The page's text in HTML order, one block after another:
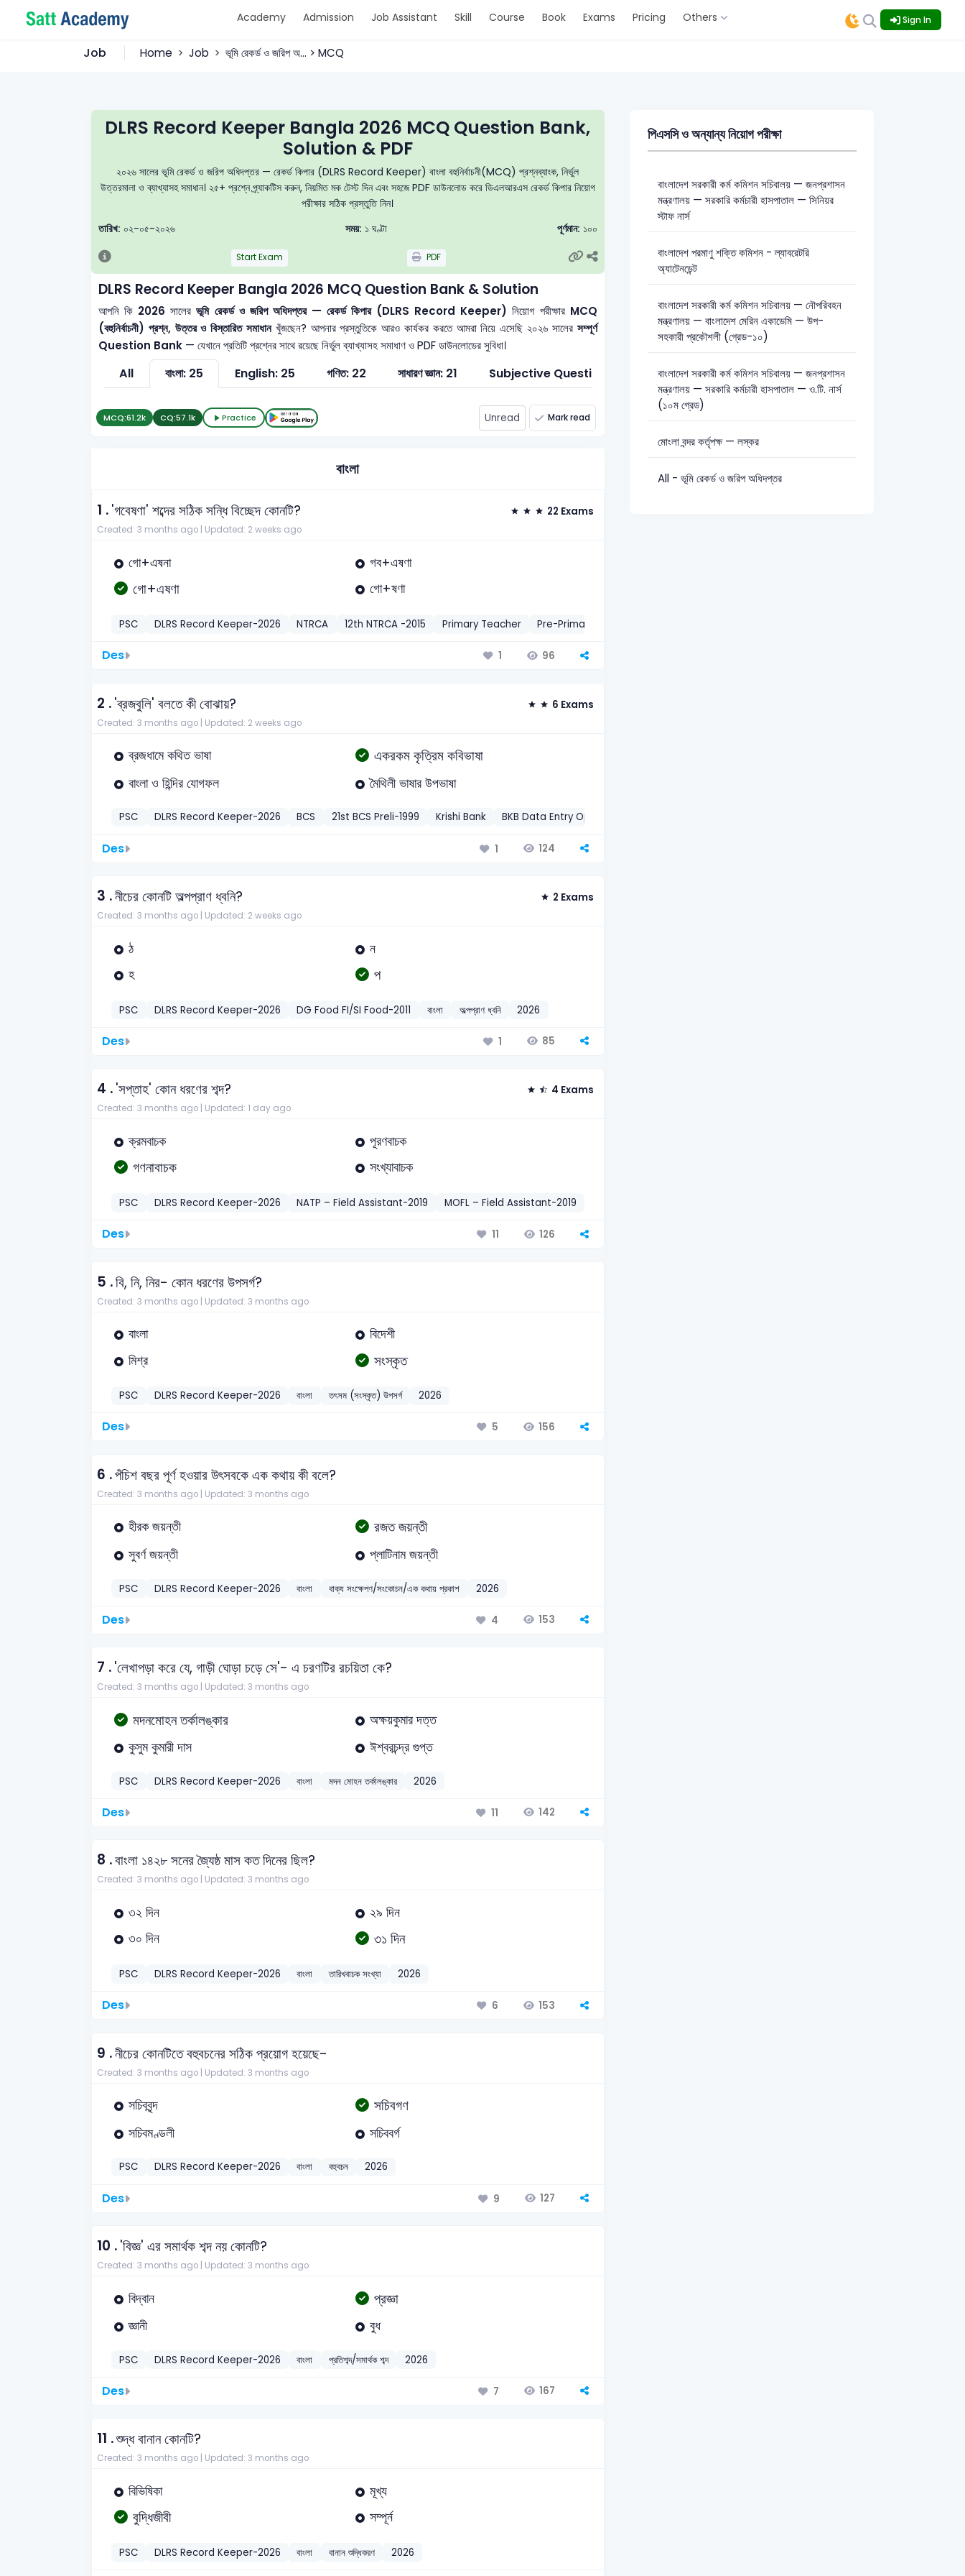
Academy Admission Job Assistant Skill Course Book Exams Pricing Others Sign In
Job Home Job ভূমি রেকর্ড ও জরিপ অ... > MCQ
DLRS Record Keeper Bangla 2026 MCQ Question Bank,
Solution & PDF
২০২৬ সালের ভূমি রেকর্ড ও জরিপ অধিদপ্তর — রেকর্ড কিপার (DLRS Record Keeper) বাংলা বহুনির্বাচনী(MCQ) প্রশ্নব্যাংক, নির্ভুল
উত্তরমালা ও ব্যাখ্যাসহ সমাধান। ২৫+ প্রশ্নে প্র্যাকটিস করুন, নিয়মিত মক টেস্ট দিন এবং সহজে PDF ডাউনলোড করে ডিএলআরএস রেকর্ড কিপার নিয়োগ
পরীক্ষার সঠিক প্রস্তুতি নিন।
তারিখ: ০২-০৫-২০২৬ সময়: ১ ঘণ্টা পূর্ণমান: ১০০
Start Exam PDF
DLRS Record Keeper Bangla 2026 MCQ Question Bank & Solution
আপনি কি 2026 সালেরভূমি রেকর্ড ও জরিপ অধিদপ্তর — রেকর্ড কিপার (DLRS Record Keeper)নিয়োগ পরীক্ষার MCQ
(বহুনির্বাচনী) প্রশ্ন, উত্তর ও বিস্তারিত সমাধানখুঁজছেন? আপনার প্রস্তুতিকে আরও কার্যকর করতে আমরা নিয়ে এসেছি ২০২৬ সালের সম্পূর্ণ
Question Bank — যেখানে প্রতিটি প্রশ্নের সাথে রয়েছে নির্ভুল ব্যাখ্যাসহ সমাধাণ ও PDF ডাউনলোডের সুবিধা।
All বাংলা: 25 English: 25 গণিত: 22 সাধারণ জ্ঞান: 21 Subjective Question: 7
MCQ:61.2k CQ:57.1k Practice Unread Mark read
বাংলা
1 .'গবেষণা' শব্দের সঠিক সন্ধি বিচ্ছেদ কোনটি? 22 Exams
Created: 3 months ago | Updated: 2 weeks ago
গো+এষনা গব+এষণা
গো+এষণা গো+ষণা
PSC DLRS Record Keeper-2026 NTRCA 12th NTRCA -2015 Primary Teacher Pre-Primary Teacher-2015
Des 1 96
2 .'ব্রজবুলি' বলতে কী বোঝায়? 6 Exams
Created: 3 months ago | Updated: 2 weeks ago
ব্রজধামে কথিত ভাষা একরকম কৃত্রিম কবিভাষা
বাংলা ও হিন্দির যোগফল মৈথিলী ভাষার উপভাষা
PSC DLRS Record Keeper-2026 BCS 21st BCS Preli-1999 Krishi Bank BKB Data Entry Operator-2013
Des 1 124
3 .নীচের কোনটি অল্পপ্রাণ ধ্বনি? 2 Exams
Created: 3 months ago | Updated: 2 weeks ago
ঠ
ন
হ
প
PSC DLRS Record Keeper-2026 DG Food FI/SI Food-2011 বাংলা অল্পপ্রাণ ধ্বনি 2026
Des 1 85
4 .'সপ্তাহ' কোন ধরণের শব্দ? 4 Exams
Created: 3 months ago | Updated: 1 day ago
ক্রমবাচক পূরণবাচক
গণনাবাচক সংখ্যাবাচক
PSC DLRS Record Keeper-2026 NATP – Field Assistant-2019 MOFL – Field Assistant-2019
Des 11 126
5 .বি, নি, নির- কোন ধরণের উপসর্গ?
Created: 3 months ago | Updated: 3 months ago
বাংলা
বিদেশী
মিশ্র
সংস্কৃত
PSC DLRS Record Keeper-2026 বাংলা তৎসম (সংস্কৃত) উপসর্গ 2026
Des 5 156
6 .পঁচিশ বছর পূর্ণ হওয়ার উৎসবকে এক কথায় কী বলে?
Created: 3 months ago | Updated: 3 months ago
হীরক জয়ন্তী রজত জয়ন্তী
সুবর্ণ জয়ন্তী প্লাটিনাম জয়ন্তী
PSC DLRS Record Keeper-2026 বাংলা বাক্য সংক্ষেপণ/সংকোচন/এক কথায় প্রকাশ 2026
Des 4 153
7 .'লেখাপড়া করে যে, গাড়ী ঘোড়া চড়ে সে'- এ চরণটির রচয়িতা কে?
Created: 3 months ago | Updated: 3 months ago
মদনমোহন তর্কালঙ্কার
অক্ষয়কুমার দত্ত
কুসুম কুমারী দাস
ঈশ্বরচন্দ্র গুপ্ত
PSC DLRS Record Keeper-2026 বাংলা মদন মোহন তর্কালঙ্কার 2026
Des 11 142
8 .বাংলা ১৪২৮ সনের জ্যৈষ্ঠ মাস কত দিনের ছিল?
Created: 3 months ago | Updated: 3 months ago
৩২ দিন
২৯ দিন
৩০ দিন
৩১ দিন
PSC DLRS Record Keeper-2026 বাংলা তারিখবাচক সংখ্যা 2026
Des 6 153
9 .নীচের কোনটিতে বহুবচনের সঠিক প্রয়োগ হয়েছে-
Created: 3 months ago | Updated: 3 months ago
সচিববৃন্দ সচিবগণ
সচিবমণ্ডলী সচিববর্গ
PSC DLRS Record Keeper-2026 বাংলা বহুবচন 2026
Des 9 127
10 .'বিজ্ঞ' এর সমার্থক শব্দ নয় কোনটি?
Created: 3 months ago | Updated: 3 months ago
বিদ্বান প্রজ্ঞা
জ্ঞানী বুধ
PSC DLRS Record Keeper-2026 বাংলা প্রতিশব্দ/সমার্থক শব্দ 2026
Des 7 167
11 .শুদ্ধ বানান কোনটি?
Created: 3 months ago | Updated: 3 months ago
বিভিষিকা মূখ্য
বুদ্ধিজীবী সম্পূর্ন
PSC DLRS Record Keeper-2026 বাংলা বানান শুদ্ধিকরণ 2026
পিএসসি ও অন্যান্য নিয়োগ পরীক্ষা
বাংলাদেশ সরকারী কর্ম কমিশন সচিবালয় — জনপ্রশাসন
মন্ত্রণালয় — সরকারি কর্মচারী হাসপাতাল — সিনিয়র
স্টাফ নার্স
বাংলাদেশ পরমাণু শক্তি কমিশন - ল্যাবরেটরি
অ্যাটেনডেন্ট
বাংলাদেশ সরকারী কর্ম কমিশন সচিবালয় — নৌপরিবহন
মন্ত্রণালয় — বাংলাদেশ মেরিন একাডেমি — উপ-
সহকারী প্রকৌশলী (গ্রেড-১০)
বাংলাদেশ সরকারী কর্ম কমিশন সচিবালয় — জনপ্রশাসন
মন্ত্রণালয় — সরকারি কর্মচারী হাসপাতাল — ও.টি. নার্স
(১০ম গ্রেড)
মোংলা বন্দর কর্তৃপক্ষ — লস্কর
All - ভূমি রেকর্ড ও জরিপ অধিদপ্তর